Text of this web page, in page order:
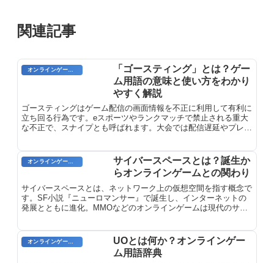
関連記事
「ゴースティング」とは？ゲー
ム用語の意味と使い方をわかり
やすく解説
ゴースティングはゲーム配信の画面情報を不正に利用して有利に
立ち回る行為です。eスポーツやランクマッチで禁止される重大
な不正で、スナイプとも呼ばれます。大会では配信遅延やプレイ
オンラインゲーム用語
サイバースペースとは？誕生か
らオンラインゲームとの関わり
サイバースペースとは、ネットワーク上の仮想空間を指す概念で
す。SF小説『ニューロマンサー』で誕生し、インターネットの
発展とともに進化。MMOなどのオンラインゲームは現代のサイ
UOとは何か？オンラインゲー
ム用語辞典